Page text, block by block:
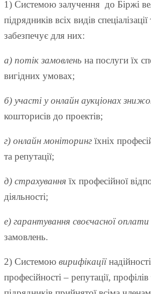
1) Системою залучення до Біржі
підрядників всіх видів
забезпечує для них:
а) потік замовлень на послуги їх
вигідних умовах;
б) участі у онлайн аукціонах
кошторисів до проектів;
г) онлайн моніторинг їхніх
та репутації;
д) страхування їх професійної
діяльності;
е) гарантування своєчасної оплати
замовлень.
2) Системою вирифікації
професійності – репутації,